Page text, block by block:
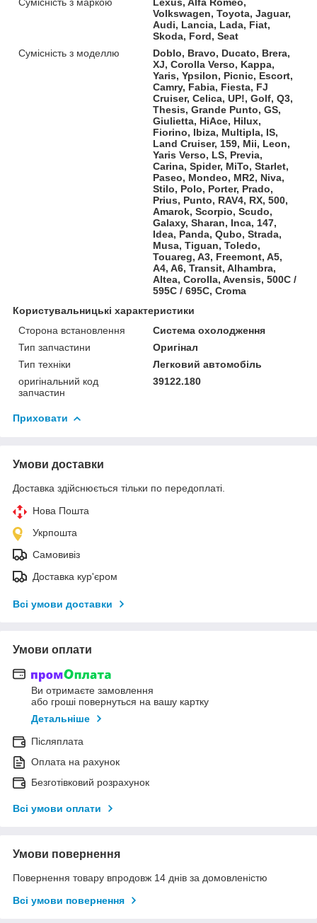
Volkswagen, Toyota, Jaguar,
Audi, Lancia, Lada, Fiat,
Skoda, Ford, Seat
Сумісність з моделлю
Doblo, Bravo, Ducato, Brera,
XJ, Corolla Verso, Kappa,
Yaris, Ypsilon, Picnic, Escort,
Camry, Fabia, Fiesta, FJ
Cruiser, Celica, UP!, Golf, Q3,
Thesis, Grande Punto, GS,
Giulietta, HiAce, Hilux,
Fiorino, Ibiza, Multipla, IS,
Land Cruiser, 159, Mii, Leon,
Yaris Verso, LS, Previa,
Carina, Spider, MiTo, Starlet,
Paseo, Mondeo, MR2, Niva,
Stilo, Polo, Porter, Prado,
Prius, Punto, RAV4, RX, 500,
Amarok, Scorpio, Scudo,
Galaxy, Sharan, Inca, 147,
Idea, Panda, Qubo, Strada,
Musa, Tiguan, Toledo,
Touareg, A3, Freemont, A5,
A4, A6, Transit, Alhambra,
Altea, Corolla, Avensis, 500C /
595C / 695C, Croma
Користувальницькі характеристики
Сторона встановлення
Система охолодження
Тип запчастини
Оригінал
Тип техніки
Легковий автомобіль
оригінальний код
запчастин
39122.180
Приховати
Умови доставки
Доставка здійснюється тільки по передоплаті.
Нова Пошта
Укрпошта
Самовивіз
Доставка кур'єром
Всі умови доставки
Умови оплати
Ви отримаєте замовлення
або гроші повернуться на вашу картку
Детальніше
Післяплата
Оплата на рахунок
Безготівковий розрахунок
Всі умови оплати
Умови повернення
Повернення товару впродовж 14 днів за домовленістю
Всі умови повернення